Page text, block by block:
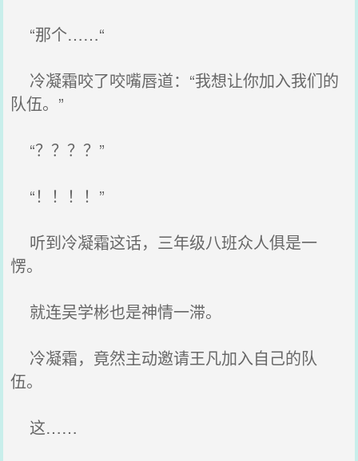
“那个……“
冷凝霜咬了咬嘴唇道：“我想让你加入我们的
队伍。”
“？？？？”
“！！！！”
听到冷凝霜这话，三年级八班众人俱是一
愣。
就连吴学彬也是神情一滞。
冷凝霜，竟然主动邀请王凡加入自己的队
伍。
这……